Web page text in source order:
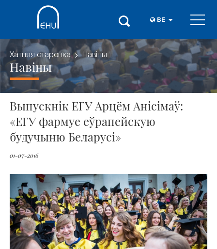
BE
Хатняя старонка Навіны
Навіны
Выпускнік ЕГУ Арцём Анісімаў:
«ЕГУ фармуе еўрапейскую
будучыню Беларусі»
01-07-2016